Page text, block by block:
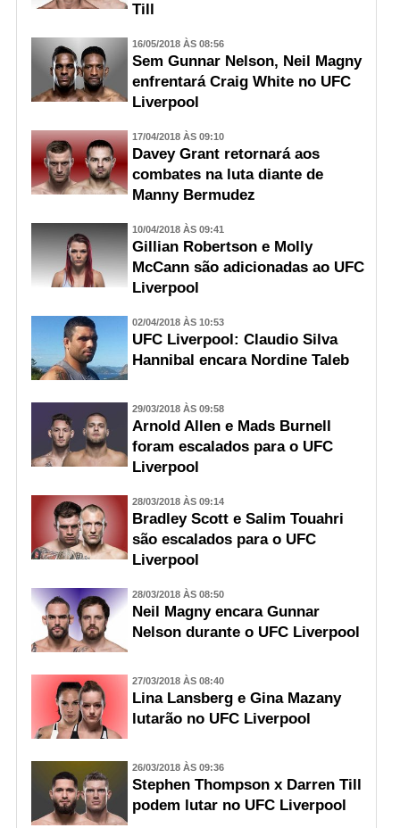
Till
16/05/2018 ÀS 08:56
Sem Gunnar Nelson, Neil Magny
enfrentará Craig White no UFC
Liverpool
17/04/2018 ÀS 09:10
Davey Grant retornará aos
combates na luta diante de
Manny Bermudez
10/04/2018 ÀS 09:41
Gillian Robertson e Molly
McCann são adicionadas ao UFC
Liverpool
02/04/2018 ÀS 10:53
UFC Liverpool: Claudio Silva
Hannibal encara Nordine Taleb
29/03/2018 ÀS 09:58
Arnold Allen e Mads Burnell
foram escalados para o UFC
Liverpool
28/03/2018 ÀS 09:14
Bradley Scott e Salim Touahri
são escalados para o UFC
Liverpool
28/03/2018 ÀS 08:50
Neil Magny encara Gunnar
Nelson durante o UFC Liverpool
27/03/2018 ÀS 08:40
Lina Lansberg e Gina Mazany
lutarão no UFC Liverpool
26/03/2018 ÀS 09:36
Stephen Thompson x Darren Till
podem lutar no UFC Liverpool